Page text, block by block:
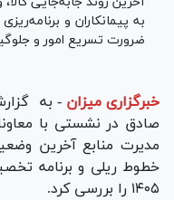
ضرورت تسریع امور و
خبرگزاری میزان - به
صادق در نشستی با
مدیرت منابع آخرین
خطوط ریلی و برنامه
۱۴۰۵ را بررسی کرد.